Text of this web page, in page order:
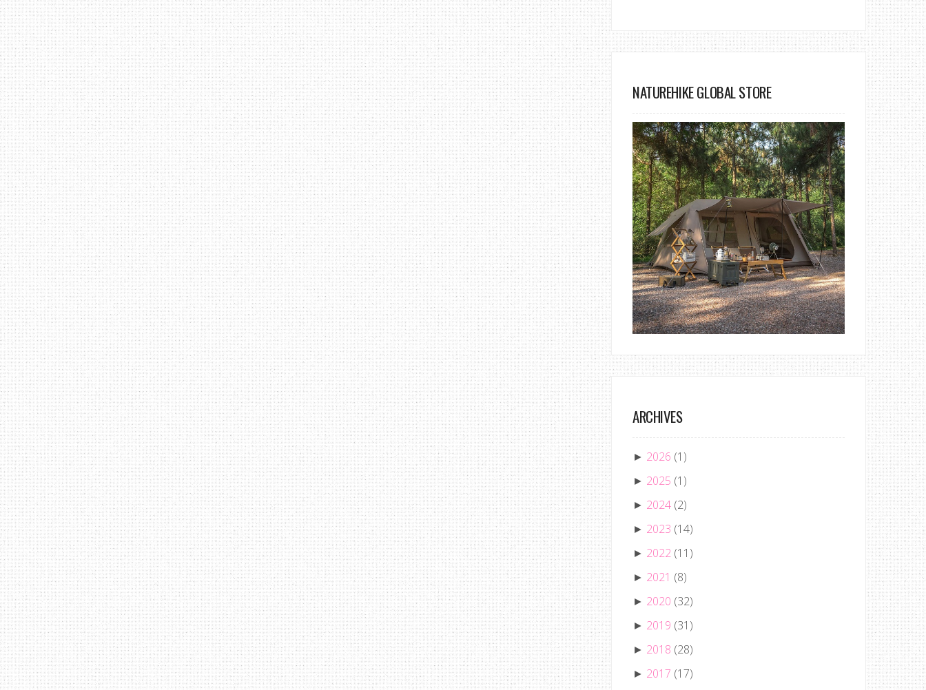
NATUREHIKE GLOBAL STORE
ARCHIVES
► 2026 (1)
► 2025 (1)
► 2024 (2)
► 2023 (14)
► 2022 (11)
► 2021 (8)
► 2020 (32)
► 2019 (31)
► 2018 (28)
► 2017 (17)